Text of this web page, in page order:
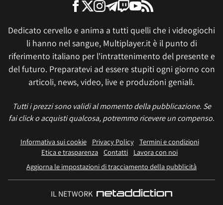
Dedicato cervello e anima a tutti quelli che i videogiochi
li hanno nel sangue, Multiplayer.it è il punto di
riferimento italiano per l'intrattenimento del presente e
del futuro. Preparatevi ad essere stupiti ogni giorno con
articoli, news, video, live e produzioni geniali.
Tutti i prezzi sono validi al momento della pubblicazione. Se
fai click o acquisti qualcosa, potremmo ricevere un compenso.
Informativa sui cookie Privacy Policy
Termini e condizioni
Etica e trasparenza Contatti
Lavora con noi
Aggiorna le impostazioni di tracciamento della pubblicità
IL NETWORK